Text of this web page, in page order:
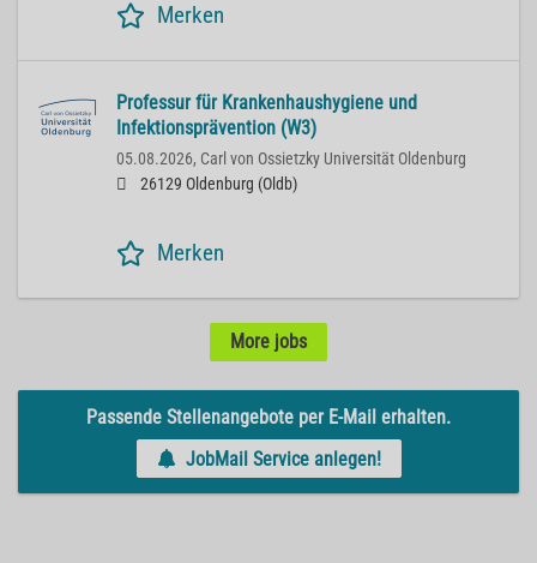
Merken
Professur für Krankenhaushygiene und
Infektionsprävention (W3)
05.08.2026, Carl von Ossietzky Universität Oldenburg
26129 Oldenburg (Oldb)
Merken
More jobs
Passende Stellenangebote per E-Mail erhalten.
JobMail Service anlegen!